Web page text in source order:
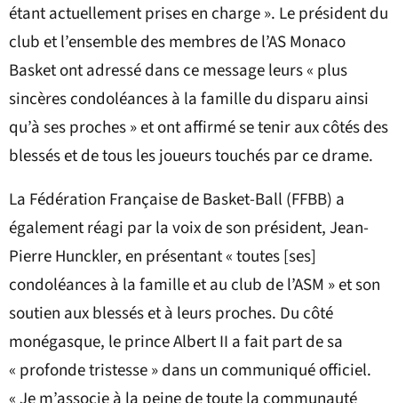
étant actuellement prises en charge ». Le président du
club et l’ensemble des membres de l’AS Monaco
Basket ont adressé dans ce message leurs « plus
sincères condoléances à la famille du disparu ainsi
qu’à ses proches » et ont affirmé se tenir aux côtés des
blessés et de tous les joueurs touchés par ce drame.
La Fédération Française de Basket-Ball (FFBB) a
également réagi par la voix de son président, Jean-
Pierre Hunckler, en présentant « toutes [ses]
condoléances à la famille et au club de l’ASM » et son
soutien aux blessés et à leurs proches. Du côté
monégasque, le prince Albert II a fait part de sa
« profonde tristesse » dans un communiqué officiel.